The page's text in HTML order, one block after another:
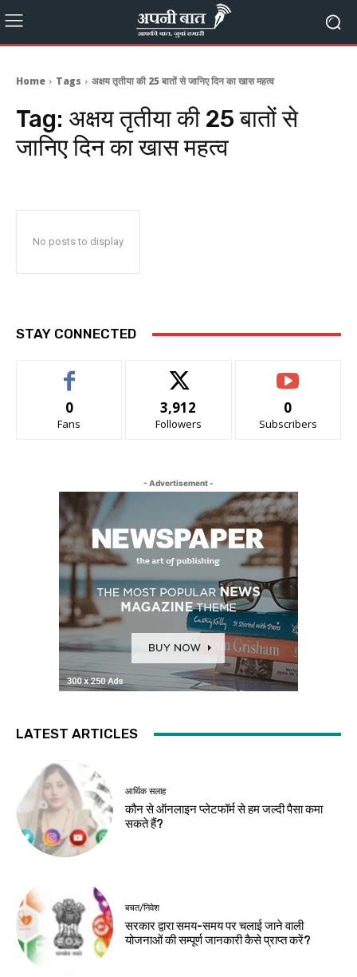
Home Tags अक्षय तृतीया की 25 बातों से जानिए दिन का खास महत्व
Tag: अक्षय तृतीया की 25 बातों से
जानिए दिन का खास महत्व
No posts to display
STAY CONNECTED
0
Fans
3,912
Followers
0
Subscribers
- Advertisement -
LATEST ARTICLES
आर्थिक सलाह
कौन से ऑनलाइन प्लेटफॉर्म से हम जल्दी पैसा कमा
सकते हैं?
बचत/निवेश
सरकार द्वारा समय-समय पर चलाई जाने वाली
योजनाओं की सम्पूर्ण जानकारी कैसे प्राप्त करें?